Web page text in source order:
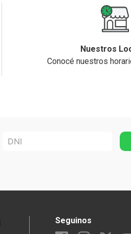
Nuestros
Conocé nuestros
Seguinos